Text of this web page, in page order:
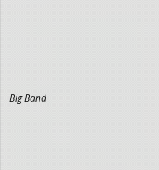
Big Band